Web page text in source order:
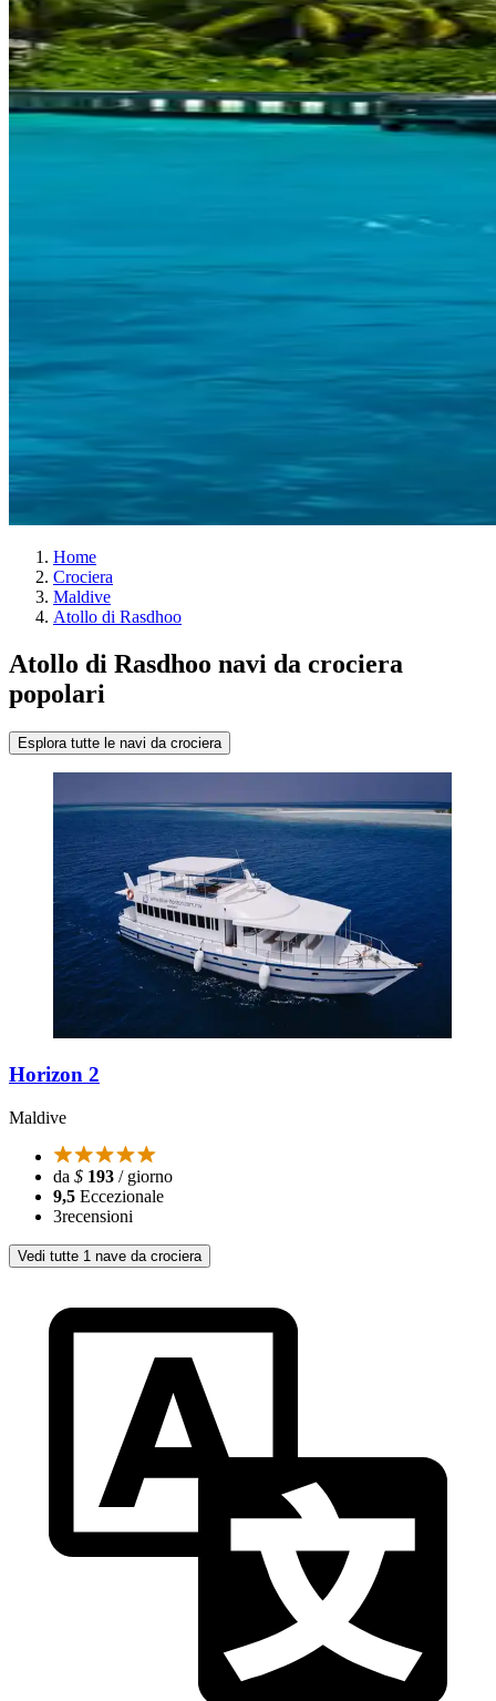
Home
Crociera
Maldive
Atollo di Rasdhoo
Atollo di Rasdhoo navi da crociera
popolari
Esplora tutte le navi da crociera
Horizon 2
Maldive
da $ 193 / giorno
9,5 Eccezionale
3recensioni
Vedi tutte 1 nave da crociera